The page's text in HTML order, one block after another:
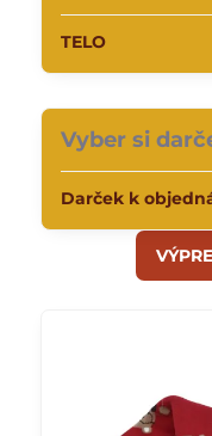
TELO
Vyber si
Darček k